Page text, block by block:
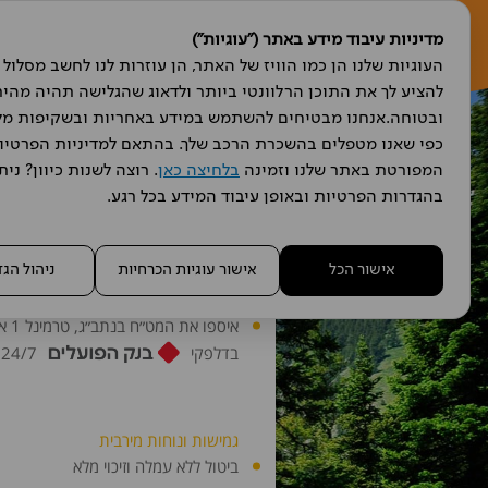
מדיניות עיבוד מידע באתר ("עוגיות")
המפורטת באתר שלנו וזמינה בלחיצה כאן
בהגדרות הפרטיות ובאופן עיבוד המידע בכל רגע.
אישור הכל אישור עוגיות הכרחיות ניהול